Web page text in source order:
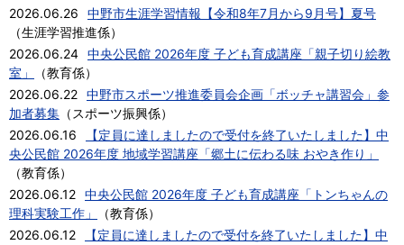
2026.06.26
中野市生涯学習情報【令和8年7月から9月号】夏号
（生涯学習推進係）
2026.06.24 中央公民館 2026年度 子ども育成講座「親子切り絵教
室」
（教育係）
2026.06.22 中野市スポーツ推進委員会企画「ボッチャ講習会」参
加者募集 （ スポーツ振興係）
2026.06.16
【定員に達しましたので受付を終了いたしました】中
央公民館 2026年度 地域学習講座「郷土に伝わる味 おやき作り」
（教育係）
2026.06.12 中央公民館 2026年度 子ども育成講座「トンちゃんの
理科実験工作」
（教育係）
2026.06.12
【定員に達しましたので受付を終了いたしました】中